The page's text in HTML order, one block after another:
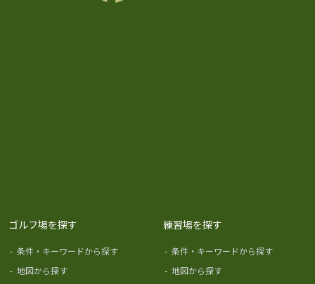
ゴルフ場を探す
- 条件・キーワードから探す
- 地図から探す
練習場を探す
- 条件・キーワードから探す
- 地図から探す